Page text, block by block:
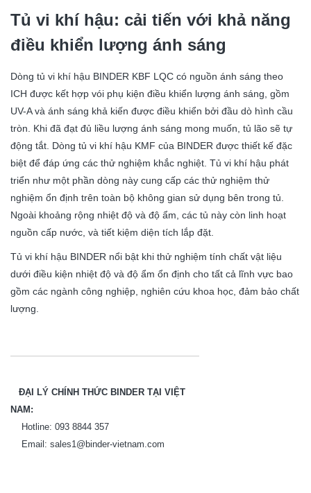
Tủ vi khí hậu: cải tiến với khả năng
điều khiển lượng ánh sáng
Dòng tủ vi khí hậu BINDER KBF LQC có nguồn ánh sáng theo
ICH được kết hợp vói phụ kiện điều khiển lượng ánh sáng, gồm
UV-A và ánh sáng khả kiến được điều khiển bởi đầu dò hình cầu
tròn. Khi đã đạt đủ liều lượng ánh sáng mong muốn, tủ lão sẽ tự
động tắt. Dòng tủ vi khí hậu KMF của BINDER được thiết kế đặc
biệt để đáp ứng các thử nghiệm khắc nghiệt. Tủ vi khí hậu phát
triển như một phần dòng này cung cấp các thử nghiệm thử
nghiệm ổn định trên toàn bộ không gian sử dụng bên trong tủ.
Ngoài khoảng rộng nhiệt độ và độ ẩm, các tủ này còn linh hoạt
nguồn cấp nước, và tiết kiệm diện tích lắp đặt.
Tủ vi khí hậu BINDER nổi bật khi thử nghiệm tính chất vật liệu
dưới điều kiện nhiệt độ và độ ẩm ổn định cho tất cả lĩnh vực bao
gồm các ngành công nghiệp, nghiên cứu khoa học, đảm bảo chất
lượng.
ĐẠI LÝ CHÍNH THỨC BINDER TẠI VIỆT
NAM:
Hotline: 093 8844 357
Email: sales1@binder-vietnam.com